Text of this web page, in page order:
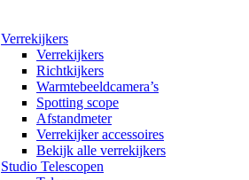
Verrekijkers
Verrekijkers
Richtkijkers
Warmtebeeldcamera’s
Spotting scope
Afstandmeter
Verrekijker accessoires
Bekijk alle verrekijkers
Studio Telescopen